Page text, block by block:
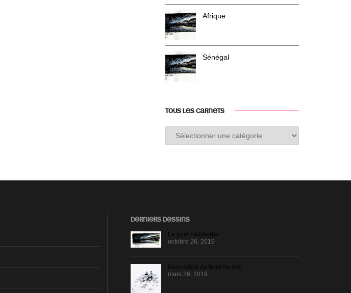
Afrique
Sénégal
TOUS LES CARNETS
Tous
les
DERNIERS DESSINS
Le pont Faidherbe
octobre 26, 2019
Discussion de bord de mer
mars 26, 2019